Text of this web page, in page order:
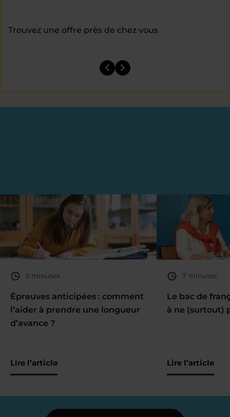
Trouvez une offre près de chez vous
5 minutes
Épreuves anticipées : comment
l’aider à prendre une longueur
d’avance ?
Lire l’article
7 minutes
Le bac de
à ne (surtout)
Lire l’article